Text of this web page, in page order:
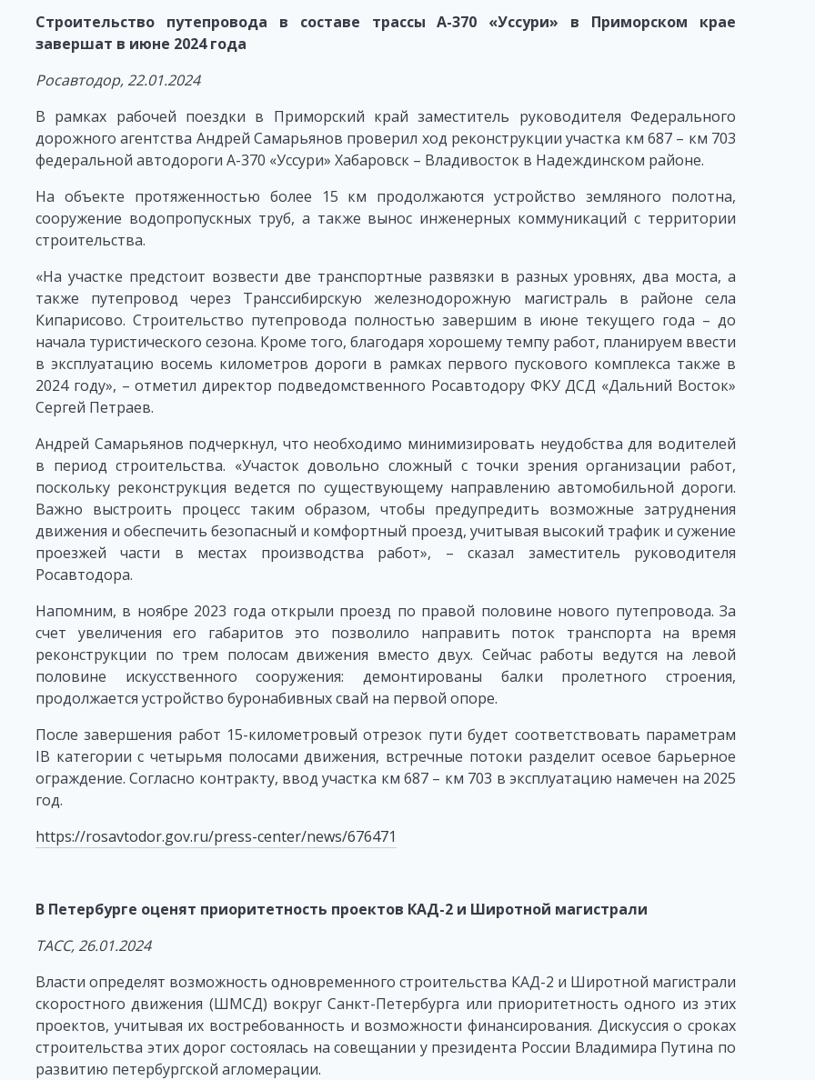
Строительство путепровода в составе трассы А-370 «Уссури» в Приморском крае
завершат в июне 2024 года
Росавтодор, 22.01.2024
В рамках рабочей поездки в Приморский край заместитель руководителя Федерального
дорожного агентства Андрей Самарьянов проверил ход реконструкции участка км 687 – км 703
федеральной автодороги А-370 «Уссури» Хабаровск – Владивосток в Надеждинском районе.
На объекте протяженностью более 15 км продолжаются устройство земляного полотна,
сооружение водопропускных труб, а также вынос инженерных коммуникаций с территории
строительства.
«На участке предстоит возвести две транспортные развязки в разных уровнях, два моста, а
также путепровод через Транссибирскую железнодорожную магистраль в районе села
Кипарисово. Строительство путепровода полностью завершим в июне текущего года – до
начала туристического сезона. Кроме того, благодаря хорошему темпу работ, планируем ввести
в эксплуатацию восемь километров дороги в рамках первого пускового комплекса также в
2024 году», – отметил директор подведомственного Росавтодору ФКУ ДСД «Дальний Восток»
Сергей Петраев.
Андрей Самарьянов подчеркнул, что необходимо минимизировать неудобства для водителей
в период строительства. «Участок довольно сложный с точки зрения организации работ,
поскольку реконструкция ведется по существующему направлению автомобильной дороги.
Важно выстроить процесс таким образом, чтобы предупредить возможные затруднения
движения и обеспечить безопасный и комфортный проезд, учитывая высокий трафик и сужение
проезжей части в местах производства работ», – сказал заместитель руководителя
Росавтодора.
Напомним, в ноябре 2023 года открыли проезд по правой половине нового путепровода. За
счет увеличения его габаритов это позволило направить поток транспорта на время
реконструкции по трем полосам движения вместо двух. Сейчас работы ведутся на левой
половине искусственного сооружения: демонтированы балки пролетного строения,
продолжается устройство буронабивных свай на первой опоре.
После завершения работ 15-километровый отрезок пути будет соответствовать параметрам
IВ категории с четырьмя полосами движения, встречные потоки разделит осевое барьерное
ограждение. Согласно контракту, ввод участка км 687 – км 703 в эксплуатацию намечен на 2025
год.
https://rosavtodor.gov.ru/press-center/news/676471
В Петербурге оценят приоритетность проектов КАД-2 и Широтной магистрали
ТАСС, 26.01.2024
Власти определят возможность одновременного строительства КАД-2 и Широтной магистрали
скоростного движения (ШМСД) вокруг Санкт-Петербурга или приоритетность одного из этих
проектов, учитывая их востребованность и возможности финансирования. Дискуссия о сроках
строительства этих дорог состоялась на совещании у президента России Владимира Путина по
развитию петербургской агломерации.